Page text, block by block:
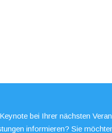
bei Ihrer nächsten
informieren? Sie